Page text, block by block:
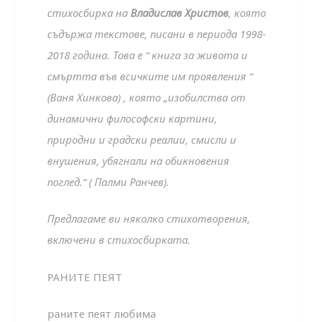
стихосбирка наВладислав Христов, която
съдържа текстове, писани в периода 1998-
2018 година. Това е “ книга за живота и
смъртта във всичките им проявления “
(Ваня Хинкова) , която „изобилства от
динамични философски картини,
природни и градски реалии, смисли и
внушения, убягнали на обикновения
поглед.“ ( Палми Ранчев).
Предлагаме ви няколко стихотворения,
включени в стихосбирката.
РАНИТЕ ПЕЯТ
раните пеят любима